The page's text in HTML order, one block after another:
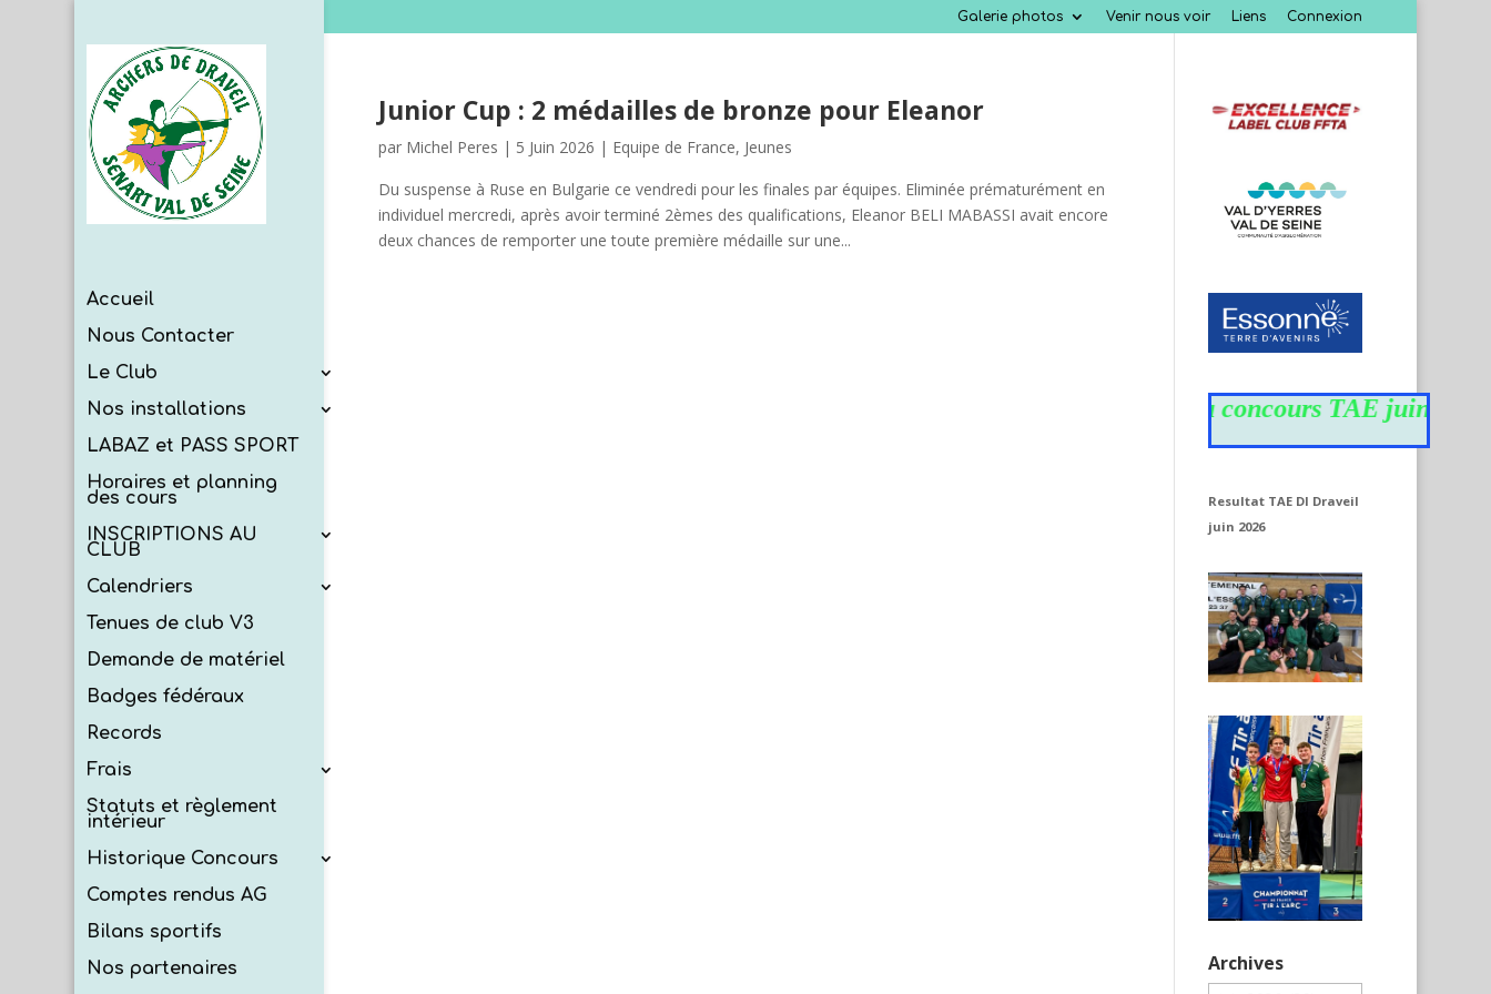
Galerie photos Venir nous voir Liens Connexion
Accueil
Nous Contacter
Le Club
Nos installations
LABAZ et PASS SPORT
Horaires et planning
des cours
INSCRIPTIONS AU
CLUB
Calendriers
Tenues de club V3
Demande de matériel
Badges fédéraux
Records
Frais
Statuts et règlement
intérieur
Historique Concours
Comptes rendus AG
Bilans sportifs
Nos partenaires
Junior Cup : 2 médailles de bronze pour Eleanor
par Michel Peres | 5 Juin 2026 | Equipe de France, Jeunes
Du suspense à Ruse en Bulgarie ce vendredi pour les finales par équipes. Eliminée prématurément en
individuel mercredi, après avoir terminé 2èmes des qualifications, Eleanor BELI MABASSI avait encore
deux chances de remporter une toute première médaille sur une...
Résultats du concours TAE juin
Resultat TAE DI Draveil
juin 2026
Archives